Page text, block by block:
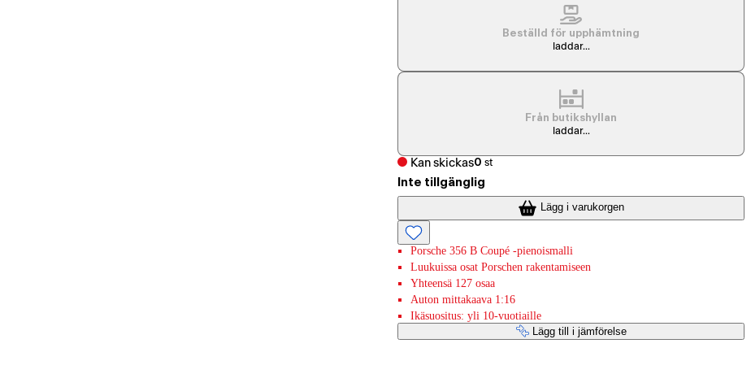
Beställd för upphämtning
laddar...
Från butikshyllan
laddar...
Kan skickas0 st
Inte tillgänglig
Lägg i varukorgen
Porsche 356 B Coupé -pienoismalli
Luukuissa osat Porschen rakentamiseen
Yhteensä 127 osaa
Auton mittakaava 1:16
Ikäsuositus: yli 10-vuotiaille
Lägg till i jämförelse